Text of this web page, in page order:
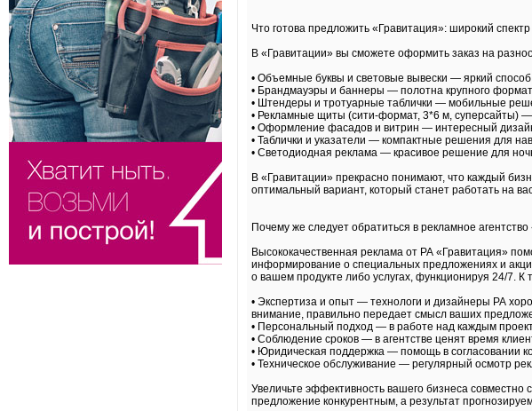
Что готова предложить «Гравитация»: широкий
В «Гравитации» вы сможете оформить заказ на
• Объемные буквы и световые вывески — яркий
• Брандмауэры и баннеры — полотна крупного
• Штендеры и тротуарные таблички — мобильные
• Рекламные щиты (сити-формат, 3*6 м, суперсайты)
• Оформление фасадов и витрин — интересный
• Таблички и указатели — компактные решения для
• Светодиодная реклама — красивое решение для
В «Гравитации» прекрасно понимают, что каждый
оптимальный вариант, который станет работать на
Почему же следует обратиться в рекламное
Высококачественная реклама от РА «Гравитация»
информирование о специальных предложениях и
о вашем продукте либо услугах, функционируя 24/7.
• Экспертиза и опыт — технологи и дизайнеры РА
внимание, правильно передает смысл ваших
• Персональный подход — в работе над каждым
• Соблюдение сроков — в агентстве ценят время
• Юридическая поддержка — помощь в согласовании
• Техническое обслуживание — регулярный осмотр
Увеличьте эффективность вашего бизнеса совместно
предложение конкурентным, а результат